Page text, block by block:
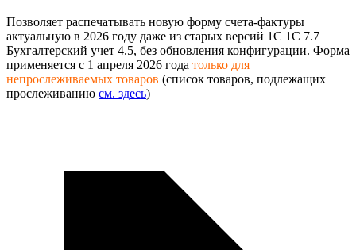
Позволяет распечатывать новую форму счета-фактуры
актуальную в 2026 году даже из старых версий 1С 1С 7.7
Бухгалтерский учет 4.5, без обновления конфигурации. Форма
применяется с 1 апреля 2026 года только для
непрослеживаемых товаров (список товаров, подлежащих
прослеживанию см. здесь)